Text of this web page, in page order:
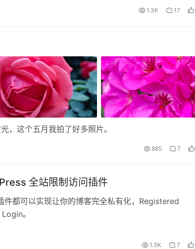
1.3K 17
，这个五月我拍了好多照片。
885 7
全站限制访问插件
件都可以实现让你的博客完全私有化，Registered
。
1.3K 7